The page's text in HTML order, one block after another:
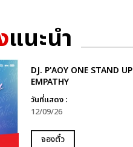
แนะนำ
DJ. P'AOY ONE STAND UP
EMPATHY
วันที่แสดง :
12/09/26
จองตั๋ว